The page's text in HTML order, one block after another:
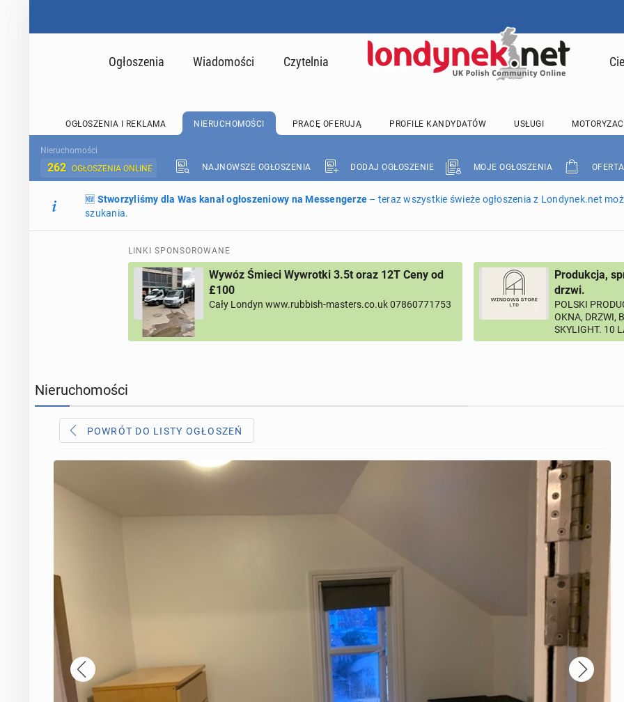
Ogłoszenia Wiadomości Czytelnia
OGŁOSZENIA I REKLAMA NIERUCHOMOŚCI PRACĘ OFERUJĄ PROFILE KANDYDATÓW USŁUGI
Nieruchomości
262 OGŁOSZENIA ONLINE NAJNOWSZE OGŁOSZENIA DODAJ OGŁOSZENIE MOJE OGŁOSZENIA
🆕 Stworzyliśmy dla Was kanał ogłoszeniowy na Messengerze – teraz wszystkie świeże ogłoszenia z Londynek.net
szukania.
LINKI SPONSOROWANE
Wywóz Śmieci Wywrotki 3.5t oraz 12T Ceny od
£100
Cały Londyn www.rubbish-masters.co.uk 07860771753
Produkcja,
drzwi.
POLSKI
OKNA, DRZWI,
SKYLIGHT. 10
Nieruchomości
POWRÓT DO LISTY OGŁOSZEŃ